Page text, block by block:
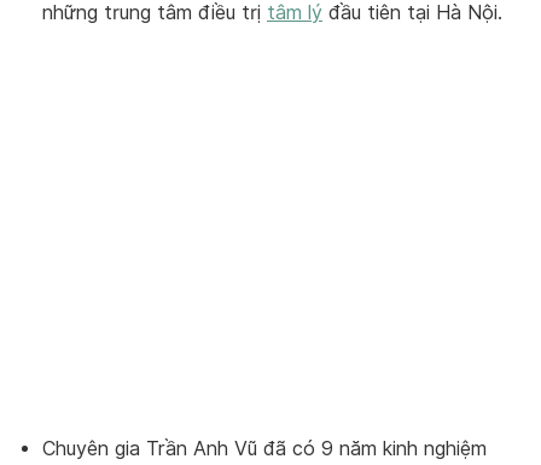
những trung tâm điều trị tâm lý đầu tiên tại Hà Nội.
Chuyên gia Trần Anh Vũ đã có 9 năm kinh nghiệm